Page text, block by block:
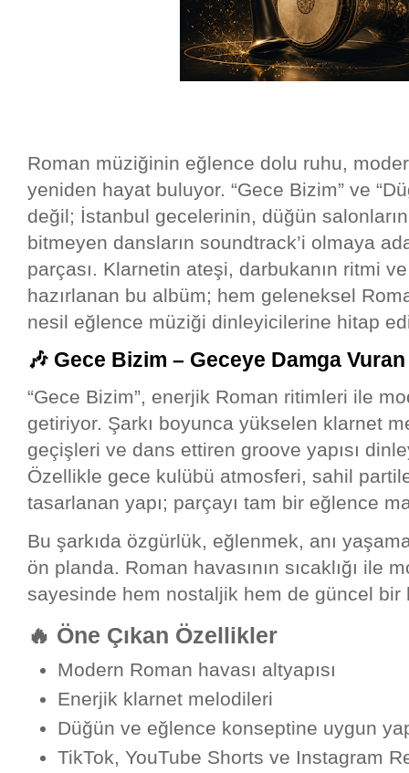
Roman müziğinin eğlence dolu ruhu,
yeniden hayat buluyor. “Gece Bizim” ve
değil; İstanbul gecelerinin, düğün
bitmeyen dansların soundtrack’i olmaya
parçası. Klarnetin ateşi, darbukanın ritmi
hazırlanan bu albüm; hem geleneksel
nesil eğlence müziği dinleyicilerine hitap
🎶 Gece Bizim – Geceye Damga
“Gece Bizim”, enerjik Roman ritimleri ile
getiriyor. Şarkı boyunca yükselen klarnet
geçişleri ve dans ettiren groove yapısı
Özellikle gece kulübü atmosferi, sahil
tasarlanan yapı; parçayı tam bir eğlence
Bu şarkıda özgürlük, eğlenmek, anı
ön planda. Roman havasının sıcaklığı ile
sayesinde hem nostaljik hem de güncel bir
🔥 Öne Çıkan Özellikler
Modern Roman havası altyapısı
Enerjik klarnet melodileri
Düğün ve eğlence konseptine uygun
TikTok, YouTube Shorts ve Instagram